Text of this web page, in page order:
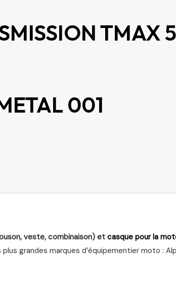
TMAX
001
veste, combinaison) et casque pour la
grandes marques d’équipementier moto :